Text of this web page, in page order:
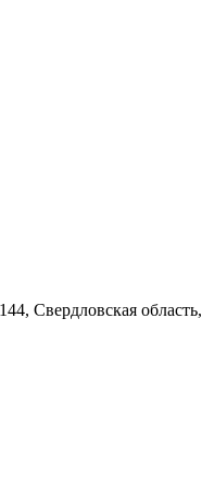
Свердловская